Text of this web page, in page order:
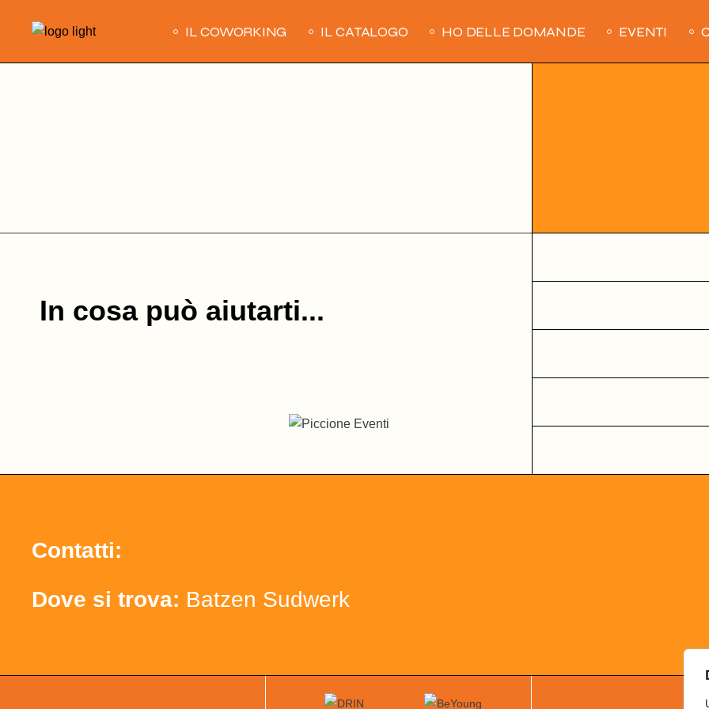
IL COWORKING IL CATALOGO HO DELLE DOMANDE EVENTI
In cosa può aiutarti...
Contatti:
Dove si trova: Batzen Sudwerk